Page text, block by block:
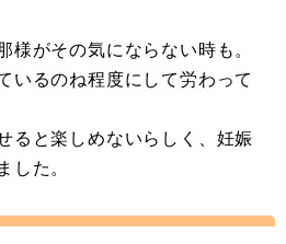
様がその気にならない時も。
いるのね程度にして労わって
ると楽しめないらしく、妊娠
た。